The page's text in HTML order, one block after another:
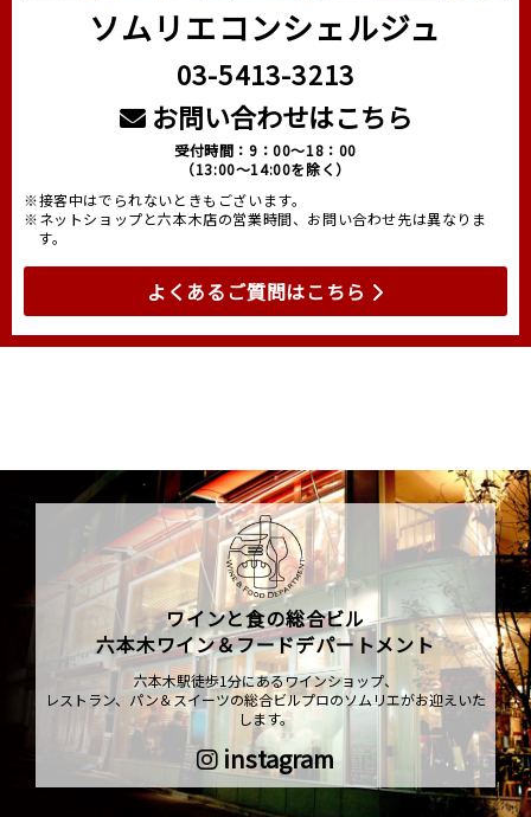
ソムリエコンシェルジュ
03-5413-3213
お問い合わせはこちら
受付時間：9：00～18：00
（13:00～14:00を除く）
※接客中はでられないときもございます。
※ネットショップと六本木店の営業時間、お問い合わせ先は異なりま
す。
よくあるご質問はこちら
ワインと食の総合ビル
六本木ワイン＆フードデパートメント
六本木駅徒歩1分にあるワインショップ、
レストラン、パン＆スイーツの総合ビルプロのソムリエがお迎えいた
します。
instagram